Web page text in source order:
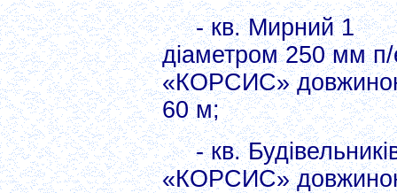
- кв. Мирний 1
діаметром 250 мм
«КОРСИС»
60 м;
- кв.
«КОРСИС»